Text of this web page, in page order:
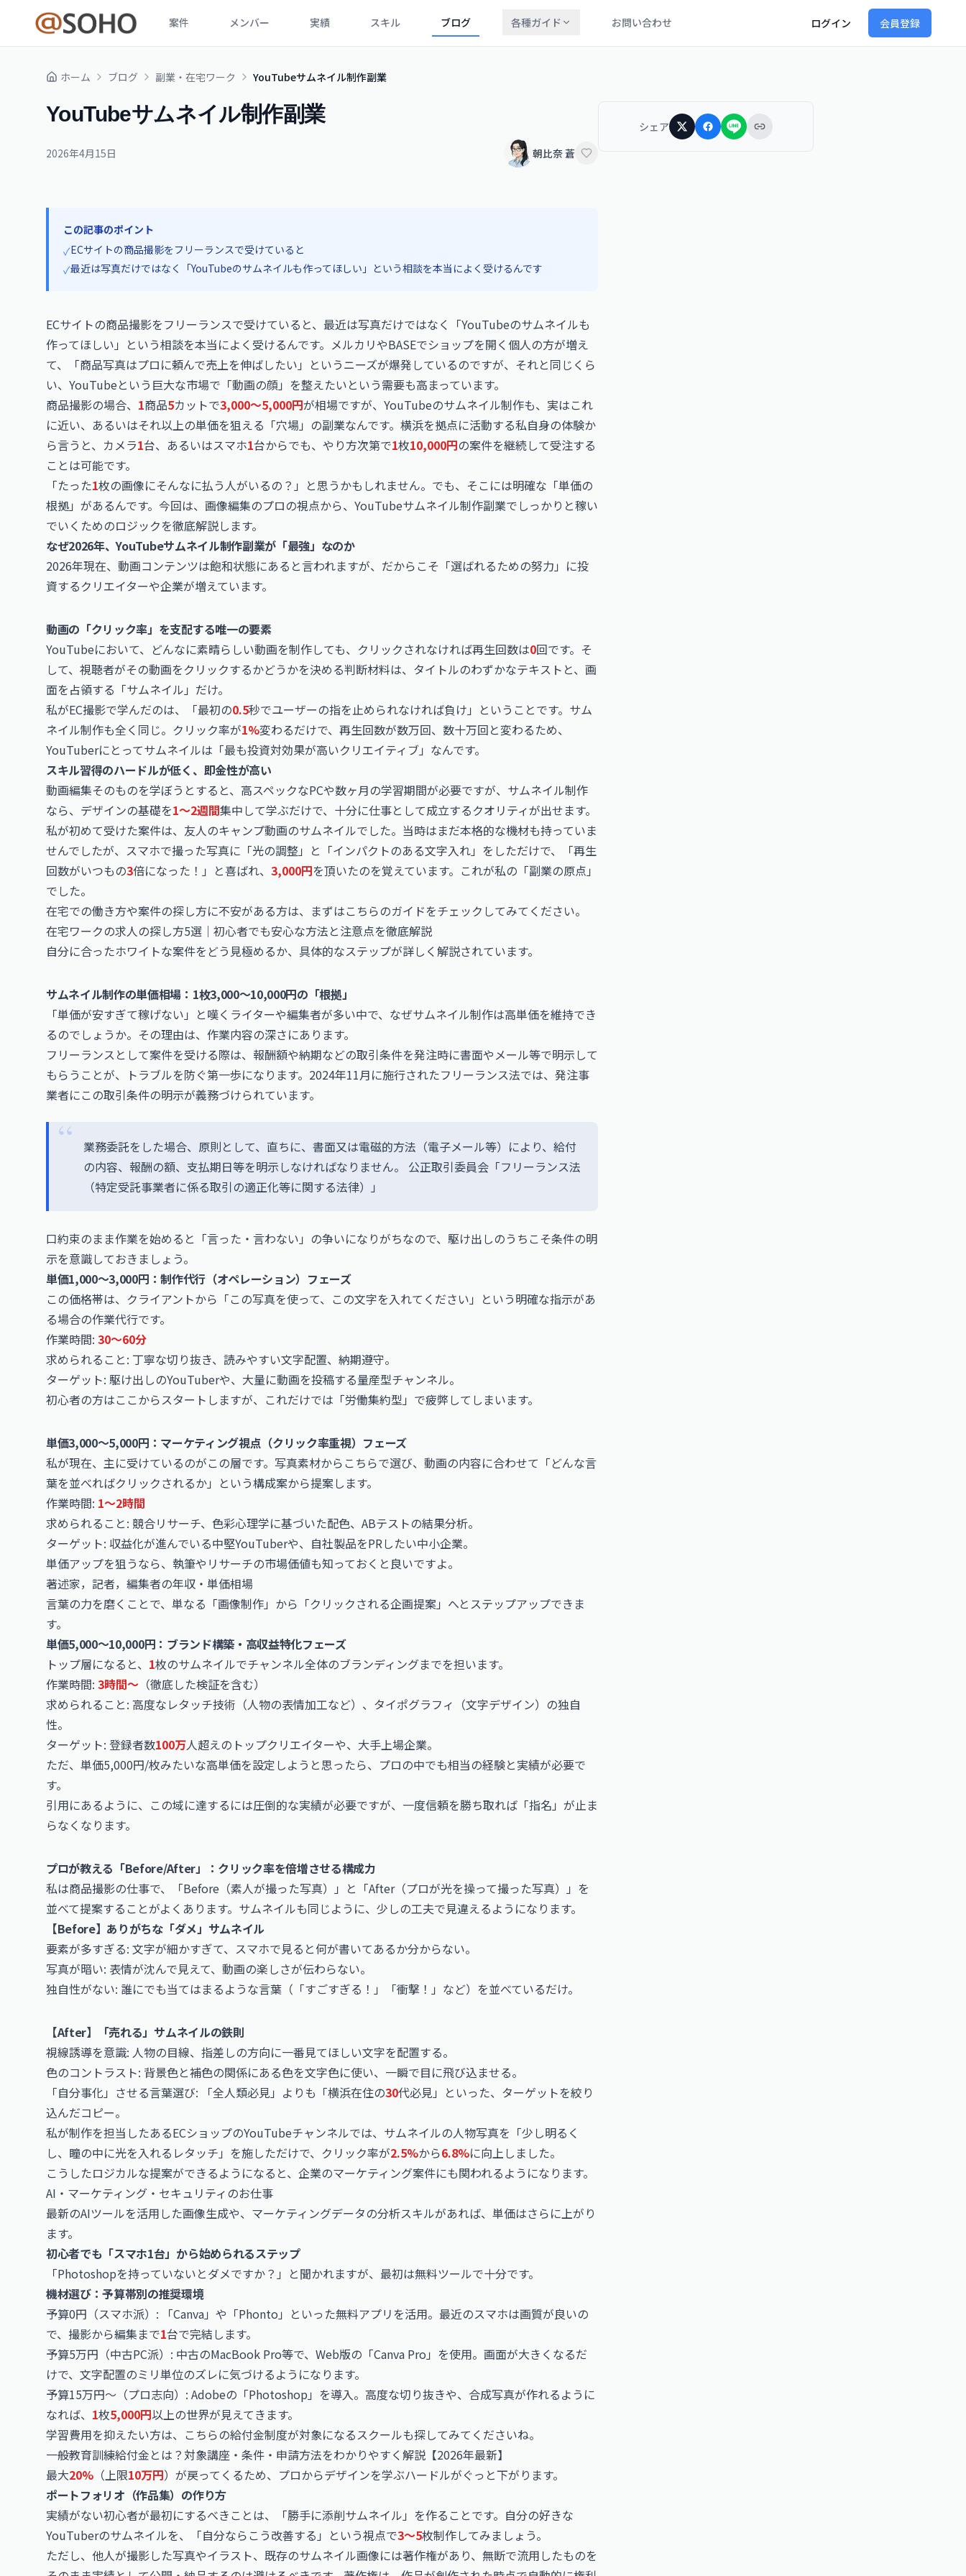
案件 メンバー 実績 スキル ブログ 各種ガイド お問い合わせ ログイン 会員登録
ホーム ブログ 副業・在宅ワーク YouTubeサムネイル制作副業
YouTubeサムネイル制作副業
2026年4月15日 朝比奈 蒼
この記事のポイント
✓ECサイトの商品撮影をフリーランスで受けていると
✓最近は写真だけではなく「YouTubeのサムネイルも作ってほしい」という相談を本当によく受けるんです
ECサイトの商品撮影をフリーランスで受けていると、最近は写真だけではなく「YouTubeのサムネイルも
作ってほしい」という相談を本当によく受けるんです。メルカリやBASEでショップを開く個人の方が増え
て、「商品写真はプロに頼んで売上を伸ばしたい」というニーズが爆発しているのですが、それと同じくら
い、YouTubeという巨大な市場で「動画の顔」を整えたいという需要も高まっています。
商品撮影の場合、 1商品5カットで3,000〜5,000円が相場ですが、YouTubeのサムネイル制作も、実はこれ
に近い、あるいはそれ以上の単価を狙える「穴場」の副業なんです。横浜を拠点に活動する私自身の体験か
ら言うと、カメラ1台、あるいはスマホ1台からでも、やり方次第で1枚10,000円の案件を継続して受注する
ことは可能です。
「たった1枚の画像にそんなに払う人がいるの？」と思うかもしれません。でも、そこには明確な「単価の
根拠」があるんです。今回は、画像編集のプロの視点から、YouTubeサムネイル制作副業でしっかりと稼い
でいくためのロジックを徹底解説します。
なぜ2026年、YouTubeサムネイル制作副業が「最強」なのか
2026年現在、動画コンテンツは飽和状態にあると言われますが、だからこそ「選ばれるための努力」に投
資するクリエイターや企業が増えています。
動画の「クリック率」を支配する唯一の要素
YouTubeにおいて、どんなに素晴らしい動画を制作しても、クリックされなければ再生回数は0回です。そ
して、視聴者がその動画をクリックするかどうかを決める判断材料は、タイトルのわずかなテキストと、画
面を占領する「サムネイル」だけ。
私がEC撮影で学んだのは、「最初の0.5秒でユーザーの指を止められなければ負け」ということです。サム
ネイル制作も全く同じ。クリック率が1%変わるだけで、再生回数が数万回、数十万回と変わるため、
YouTuberにとってサムネイルは「最も投資対効果が高いクリエイティブ」なんです。
スキル習得のハードルが低く、即金性が高い
動画編集そのものを学ぼうとすると、高スペックなPCや数ヶ月の学習期間が必要ですが、サムネイル制作
なら、デザインの基礎を1〜2週間集中して学ぶだけで、十分に仕事として成立するクオリティが出せます。
私が初めて受けた案件は、友人のキャンプ動画のサムネイルでした。当時はまだ本格的な機材も持っていま
せんでしたが、スマホで撮った写真に「光の調整」と「インパクトのある文字入れ」をしただけで、「再生
回数がいつもの3倍になった！」と喜ばれ、 3,000円を頂いたのを覚えています。これが私の「副業の原点」
でした。
在宅での働き方や案件の探し方に不安がある方は、まずはこちらのガイドをチェックしてみてください。
在宅ワークの求人の探し方5選｜初心者でも安心な方法と注意点を徹底解説
自分に合ったホワイトな案件をどう見極めるか、具体的なステップが詳しく解説されています。
サムネイル制作の単価相場：1枚3,000〜10,000円の「根拠」
「単価が安すぎて稼げない」と嘆くライターや編集者が多い中で、なぜサムネイル制作は高単価を維持でき
るのでしょうか。その理由は、作業内容の深さにあります。
フリーランスとして案件を受ける際は、報酬額や納期などの取引条件を発注時に書面やメール等で明示して
もらうことが、トラブルを防ぐ第一歩になります。2024年11月に施行されたフリーランス法では、発注事
業者にこの取引条件の明示が義務づけられています。
業務委託をした場合、原則として、直ちに、書面又は電磁的方法（電子メール等）により、給付
の内容、報酬の額、支払期日等を明示しなければなりません。 公正取引委員会「フリーランス法
（特定受託事業者に係る取引の適正化等に関する法律）」
口約束のまま作業を始めると「言った・言わない」の争いになりがちなので、駆け出しのうちこそ条件の明
示を意識しておきましょう。
単価1,000〜3,000円：制作代行（オペレーション）フェーズ
この価格帯は、クライアントから「この写真を使って、この文字を入れてください」という明確な指示があ
る場合の作業代行です。
作業時間: 30〜60分
求められること: 丁寧な切り抜き、読みやすい文字配置、納期遵守。
ターゲット: 駆け出しのYouTuberや、大量に動画を投稿する量産型チャンネル。
初心者の方はここからスタートしますが、これだけでは「労働集約型」で疲弊してしまいます。
単価3,000〜5,000円：マーケティング視点（クリック率重視）フェーズ
私が現在、主に受けているのがこの層です。写真素材からこちらで選び、動画の内容に合わせて「どんな言
葉を並べればクリックされるか」という構成案から提案します。
作業時間: 1〜2時間
求められること: 競合リサーチ、色彩心理学に基づいた配色、ABテストの結果分析。
ターゲット: 収益化が進んでいる中堅YouTuberや、自社製品をPRしたい中小企業。
単価アップを狙うなら、執筆やリサーチの市場価値も知っておくと良いですよ。
著述家，記者，編集者の年収・単価相場
言葉の力を磨くことで、単なる「画像制作」から「クリックされる企画提案」へとステップアップできま
す。
単価5,000〜10,000円：ブランド構築・高収益特化フェーズ
トップ層になると、 1枚のサムネイルでチャンネル全体のブランディングまでを担います。
作業時間: 3時間〜 （徹底した検証を含む）
求められること: 高度なレタッチ技術（人物の表情加工など）、タイポグラフィ（文字デザイン）の独自
性。
ターゲット: 登録者数100万人超えのトップクリエイターや、大手上場企業。
ただ、単価5,000円/枚みたいな高単価を設定しようと思ったら、プロの中でも相当の経験と実績が必要で
す。
引用にあるように、この域に達するには圧倒的な実績が必要ですが、一度信頼を勝ち取れば「指名」が止ま
らなくなります。
プロが教える「Before/After」：クリック率を倍増させる構成力
私は商品撮影の仕事で、「Before（素人が撮った写真）」と「After（プロが光を操って撮った写真）」を
並べて提案することがよくあります。サムネイルも同じように、少しの工夫で見違えるようになります。
【Before】ありがちな「ダメ」サムネイル
要素が多すぎる: 文字が細かすぎて、スマホで見ると何が書いてあるか分からない。
写真が暗い: 表情が沈んで見えて、動画の楽しさが伝わらない。
独自性がない: 誰にでも当てはまるような言葉（「すごすぎる！」「衝撃！」など）を並べているだけ。
【After】「売れる」サムネイルの鉄則
視線誘導を意識: 人物の目線、指差しの方向に一番見てほしい文字を配置する。
色のコントラスト: 背景色と補色の関係にある色を文字色に使い、一瞬で目に飛び込ませる。
「自分事化」させる言葉選び: 「全人類必見」よりも「横浜在住の30代必見」といった、ターゲットを絞り
込んだコピー。
私が制作を担当したあるECショップのYouTubeチャンネルでは、サムネイルの人物写真を「少し明るく
し、瞳の中に光を入れるレタッチ」を施しただけで、クリック率が2.5%から6.8%に向上しました。
こうしたロジカルな提案ができるようになると、企業のマーケティング案件にも関われるようになります。
AI・マーケティング・セキュリティのお仕事
最新のAIツールを活用した画像生成や、マーケティングデータの分析スキルがあれば、単価はさらに上がり
ます。
初心者でも「スマホ1台」から始められるステップ
「Photoshopを持っていないとダメですか？」と聞かれますが、最初は無料ツールで十分です。
機材選び：予算帯別の推奨環境
予算0円（スマホ派）: 「Canva」や「Phonto」といった無料アプリを活用。最近のスマホは画質が良いの
で、撮影から編集まで1台で完結します。
予算5万円（中古PC派）: 中古のMacBook Pro等で、Web版の「Canva Pro」を使用。画面が大きくなるだ
けで、文字配置のミリ単位のズレに気づけるようになります。
予算15万円〜（プロ志向）: Adobeの「Photoshop」を導入。高度な切り抜きや、合成写真が作れるように
なれば、 1枚5,000円以上の世界が見えてきます。
学習費用を抑えたい方は、こちらの給付金制度が対象になるスクールも探してみてくださいね。
一般教育訓練給付金とは？対象講座・条件・申請方法をわかりやすく解説【2026年最新】
最大20% （上限10万円）が戻ってくるため、プロからデザインを学ぶハードルがぐっと下がります。
ポートフォリオ（作品集）の作り方
実績がない初心者が最初にするべきことは、「勝手に添削サムネイル」を作ることです。自分の好きな
YouTuberのサムネイルを、「自分ならこう改善する」という視点で3〜5枚制作してみましょう。
ただし、他人が撮影した写真やイラスト、既存のサムネイル画像には著作権があり、無断で流用したものを
シェア